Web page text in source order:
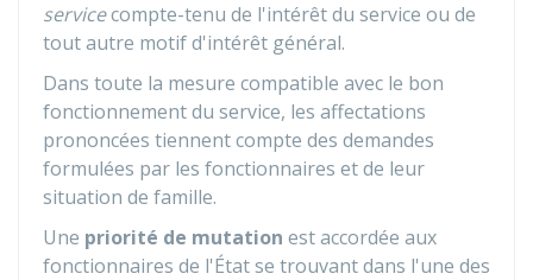
servicecompte-tenu de l'intérêt du service ou de
tout autre motif d'intérêt général.
Dans toute la mesure compatible avec le bon
fonctionnement du service, les affectations
prononcées tiennent compte des demandes
formulées par les fonctionnaires et de leur
situation de famille.
Une priorité de mutation est accordée aux
fonctionnaires de l'État se trouvant dans l'une des